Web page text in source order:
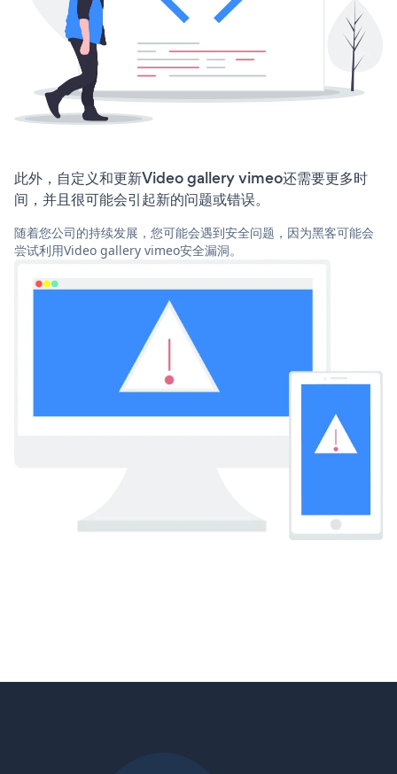
此外，自定义和更新Video gallery vimeo还需要更多时
间，并且很可能会引起新的问题或错误。
随着您公司的持续发展，您可能会遇到安全问题，因为黑客可能会
尝试利用Video gallery vimeo安全漏洞。